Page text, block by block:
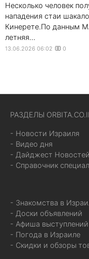
Несколько человек
нападения стаи
Кинерете.По данным
летняя...
13.06.2026 06:02 0
РАЗДЕЛЫ ORBITA.CO.IL
- Новости Израиля
- Видео дня
- Дайджест Новостей
- Справочник
- Знакомства в
- Доски объявлений
- Афиша выступлений
- Погода в Израиле
- Скидки и обзоры